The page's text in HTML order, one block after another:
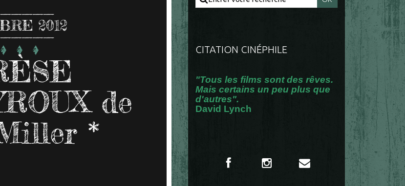
2012
de
*
CITATION CINÉPHILE
"Tous les films sont des rêves.
Mais certains un peu plus que
d'autres".
David Lynch